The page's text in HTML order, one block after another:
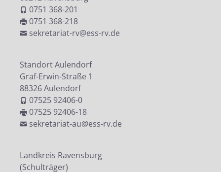
0751 368-201
0751 368-218
sekretariat-rv@ess-rv.de
Standort Aulendorf
Graf-Erwin-Straße 1
88326 Aulendorf
07525 92406-0
07525 92406-18
sekretariat-au@ess-rv.de
Landkreis Ravensburg
(Schulträger)